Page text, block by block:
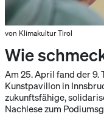
von Klimakultur Tirol
Wie
Am 25. April fand der
Kunstpavillon in
zukunftsfähige,
Nachlese zum